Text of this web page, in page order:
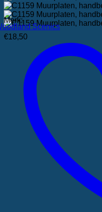
Merk:
€18,50
Scenics